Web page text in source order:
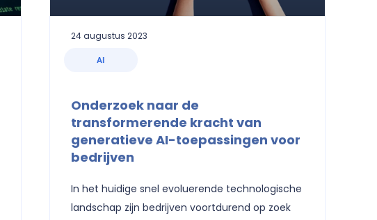
AI
Onderzoek naar de
transformerende kracht van
generatieve AI-toepassingen voor
bedrijven
In het huidige snel evoluerende technologische
landschap zijn bedrijven voortdurend op zoek
24 augustus 2023